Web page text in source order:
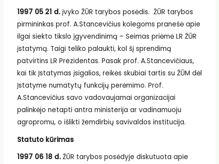
1997 05 21 d.įvyko ŽŪR tarybos posėdis. ŽŪR tarybos
pirmininkas prof. A.Stancevičius kolegoms pranešė apie
ilgai siekto tikslo įgyvendinimą – Seimas priėmė LR ŽŪR
įstatymą. Taigi teliko palaukti, kol šį sprendimą
patvirtins LR Prezidentas. Pasak prof. A.Stancevičiaus,
kai tik Įstatymas įsigalios, reikės skubiai tartis su ŽŪM dėl
Įstatyme numatytų funkcijų perėmimo. Prof.
A.Stancevičius savo vadovaujamai organizacijai
palinkėjo netapti antra ministerija ar vadinamuoju
agropromu, o išlikti žemdirbių savivaldos institucija.
Statuto kūrimas
1997 06 18 d.ŽŪR tarybos posėdyje diskutuota apie